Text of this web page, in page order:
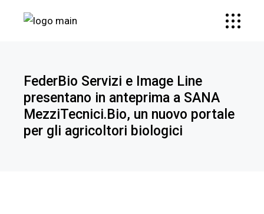
FederBio Servizi e Image Line
presentano in anteprima a SANA
MezziTecnici.Bio, un nuovo portale
per gli agricoltori biologici